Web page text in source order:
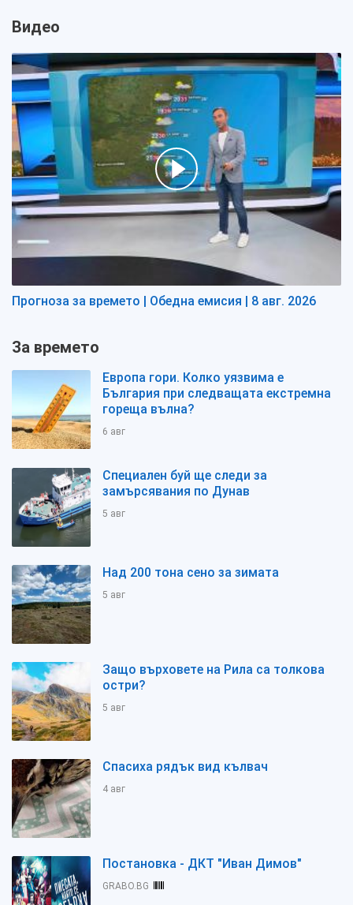
Видео
Прогноза за времето | Обедна емисия | 8 авг. 2026
За времето
Европа гори. Колко уязвима е
България при следващата екстремна
гореща вълна?
6 авг
Специален буй ще следи за
замърсявания по Дунав
5 авг
Над 200 тона сено за зимата
5 авг
Защо върховете на Рила са толкова
остри?
5 авг
Спасиха рядък вид кълвач
4 авг
Постановка - ДКТ "Иван Димов"
GRABO.BG